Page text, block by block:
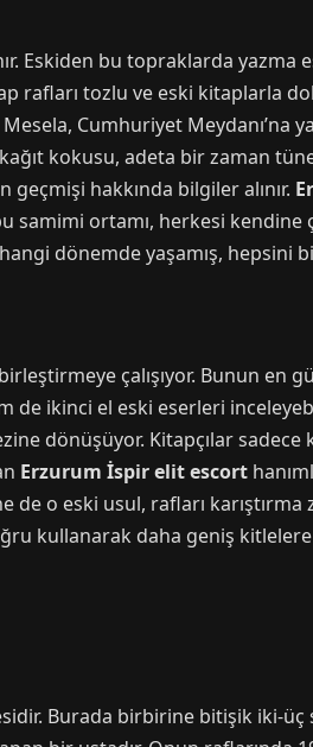
Eskiden bu topraklarda yazma
rafları tozlu ve eski kitaplarla
Cumhuriyet Meydanı’na
kokusu, adeta bir zaman
geçmişi hakkında bilgiler alınır.
samimi ortamı, herkesi kendine
dönemde yaşamış, hepsini
çalışıyor. Bunun en
de ikinci el eski eserleri
dönüşüyor. Kitapçılar sadece
Erzurum İspir elit escort
o eski usul, rafları karıştırma
kullanarak daha geniş kitlelere
Burada birbirine bitişik iki-üç